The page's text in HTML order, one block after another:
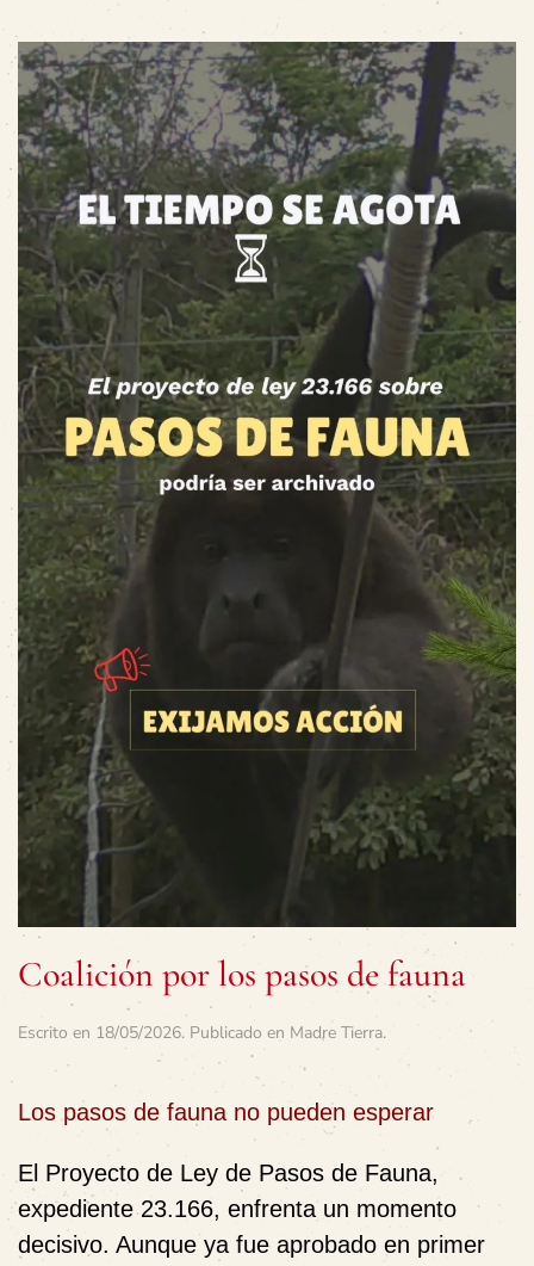
Coalición por los pasos de fauna
Escrito en 18/05/2026. Publicado en Madre Tierra.
Los pasos de fauna no pueden esperar
El Proyecto de Ley de Pasos de Fauna,
expediente 23.166, enfrenta un momento
decisivo. Aunque ya fue aprobado en primer